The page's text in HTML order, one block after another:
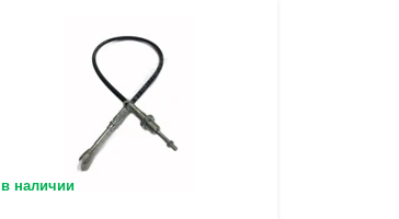
в наличии